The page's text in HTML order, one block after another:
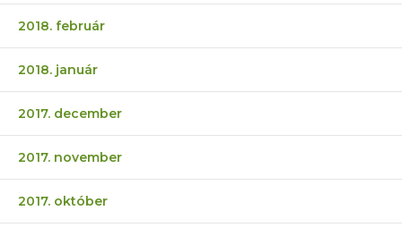
2018. február
2018. január
2017. december
2017. november
2017. október